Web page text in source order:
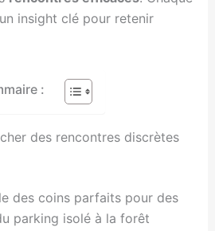
insight clé pour retenir
:
des rencontres discrètes
des coins parfaits pour des
parking isolé à la forêt